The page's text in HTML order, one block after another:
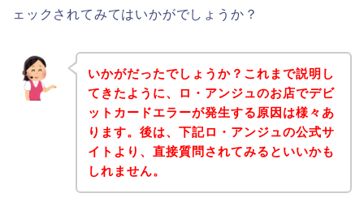
ェックされてみてはいかがでしょうか？
いかがだったでしょうか？これまで説明し
てきたように、ロ・アンジュのお店でデビ
ットカードエラーが発生する原因は様々あ
ります。後は、下記ロ・アンジュの公式サ
イトより、直接質問されてみるといいかも
しれません。